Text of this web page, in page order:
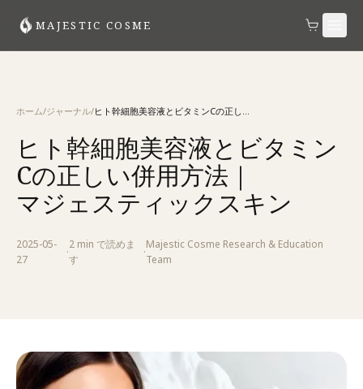
MAJESTIC COSME
ホーム/ジャーナル/ ヒト幹細胞美容液とビタミンCの正しい併用方法｜マジェスティックスキン
ヒト幹細胞美容液とビタミン
Cの正しい併用方法｜
マジェスティックスキン
2025-05-
27
·
2 min で読めま
す
·
Majestic Cosme Research & Education
Team